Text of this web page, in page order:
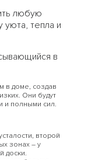
любую
уюта, тепла и
в
в доме, создав
Они будут
и полными сил.
второй
зонах – у
доски.